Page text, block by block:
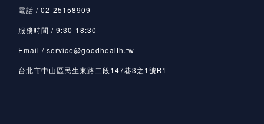
電話 / 02-25158909
服務時間 / 9:30-18:30
Email / service@goodhealth.tw
台北市中山區民生東路二段147巷3之1號B1